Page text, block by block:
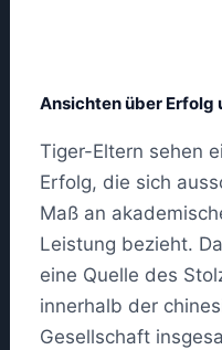
Ansichten über Erfolg
Tiger-Eltern sehen
Erfolg, die sich
Maß an
Leistung bezieht.
eine Quelle des
innerhalb der
Gesellschaft